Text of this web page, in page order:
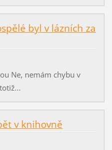
byl v lázních za
Ne, nemám chybu v
v knihovně